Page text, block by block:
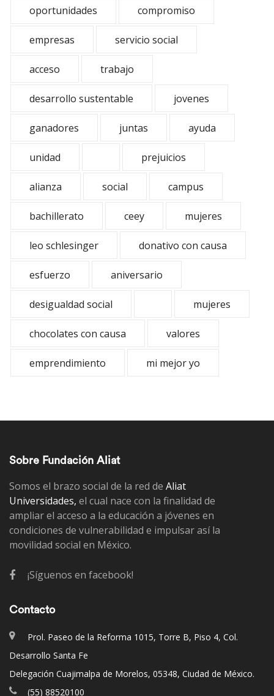
oportunidades compromiso
empresas servicio social
acceso trabajo
desarrollo sustentable jovenes
ganadores juntas ayuda
unidad prejuicios
alianza social campus
bachillerato ceey mujeres
leo schlesinger donativo con causa
esfuerzo aniversario
desigualdad social mujeres
chocolates con causa valores
emprendimiento mi mejor yo
Sobre Fundación Aliat
Somos el brazo social de la red de Aliat
Universidades, el cual nace con la finalidad de
ampliar el acceso a la educación a jóvenes en
condiciones de vulnerabilidad e impulsar así la
movilidad social en México.
¡Síguenos en facebook!
Contacto
Prol. Paseo de la Reforma 1015, Torre B, Piso 4, Col.
Desarrollo Santa Fe
Delegación Cuajimalpa de Morelos, 05348, Ciudad de México.
(55) 88520100